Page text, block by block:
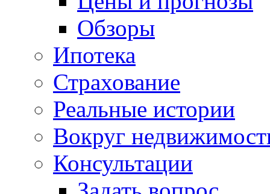
Обзоры
Ипотека
Страхование
Реальные истории
Вокруг
Консультации